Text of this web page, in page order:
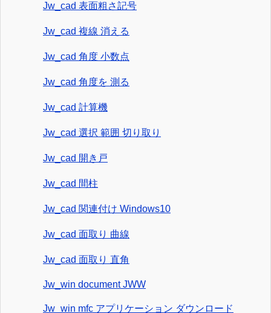
Jw_cad 表面粗さ記号
Jw_cad 複線 消える
Jw_cad 角度 小数点
Jw_cad 角度を 測る
Jw_cad 計算機
Jw_cad 選択 範囲 切り取り
Jw_cad 開き戸
Jw_cad 間柱
Jw_cad 関連付け Windows10
Jw_cad 面取り 曲線
Jw_cad 面取り 直角
Jw_win document JWW
Jw_win mfc アプリケーション ダウンロード